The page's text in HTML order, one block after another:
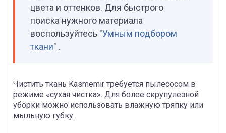
цвета и оттенков. Для быстрого
поиска нужного материала
воспользуйтесь "Умным подбором
ткани" .
Чистить ткань Kasmemir требуется пылесосом в
режиме «сухая чистка». Для более скрупулезной
уборки можно использовать влажную тряпку или
мыльную губку.